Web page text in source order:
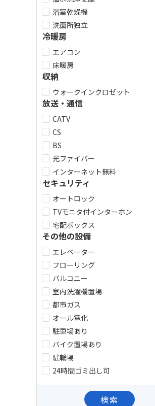
浴室乾燥機
洗面所独立
冷暖房
エアコン
床暖房
収納
ウォークインクロゼット
放送・通信
CATV
CS
BS
光ファイバー
インターネット無料
セキュリティ
オートロック
TVモニタ付インターホン
宅配ボックス
その他の設備
エレベーター
フローリング
バルコニー
室内洗濯機置場
都市ガス
オール電化
駐車場あり
バイク置場あり
駐輪場
24時間ゴミ出し可
検索